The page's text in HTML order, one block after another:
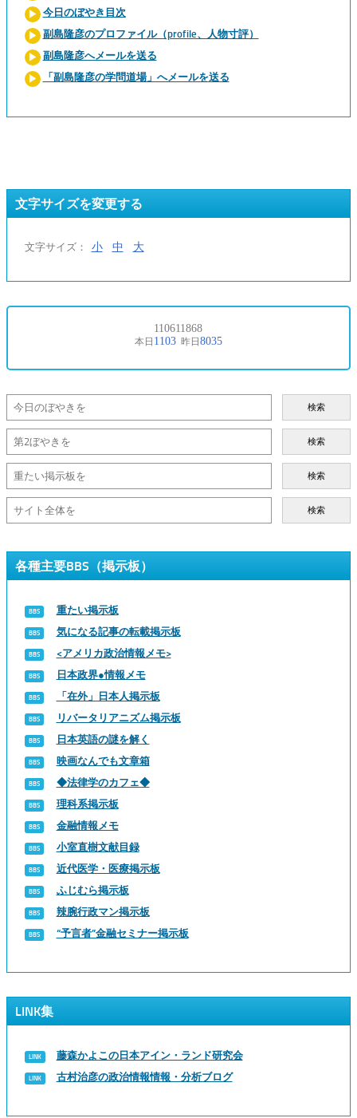
今日のぼやき目次
副島隆彦のプロファイル（profile、人物寸評）
副島隆彦へメールを送る
「副島隆彦の学問道場」へメールを送る
文字サイズを変更する
文字サイズ： 小 中 大
検索
検索
検索
検索
各種主要BBS（掲示板）
重たい掲示板
気になる記事の転載掲示板
<アメリカ政治情報メモ>
日本政界●情報メモ
「在外」日本人掲示板
リバータリアニズム掲示板
日本英語の謎を解く
映画なんでも文章箱
◆法律学のカフェ◆
理科系掲示板
金融情報メモ
小室直樹文献目録
近代医学・医療掲示板
ふじむら掲示板
辣腕行政マン掲示板
“予言者”金融セミナー掲示板
LINK集
藤森かよこの日本アイン・ランド研究会
古村治彦の政治情報情報・分析ブログ